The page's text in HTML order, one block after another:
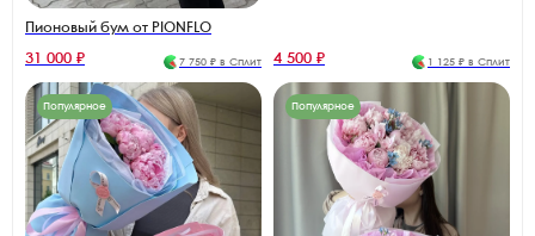
Пионовый бум от PIONFLO
31 000 ₽ 7 750 ₽ в Сплит 4 500 ₽ 1 125 ₽ в Сплит
Популярное Популярное